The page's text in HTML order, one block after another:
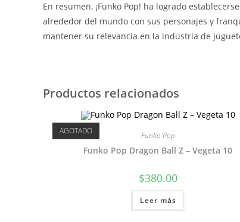
En resumen, ¡Funko Pop! ha logrado
alrededor del mundo con sus personajes y
mantener su relevancia en la industria de
Productos relacionados
AGOTADO Funko Pop
Funko Pop Dragon Ball Z – Vegeta 10
$380.00
Leer más